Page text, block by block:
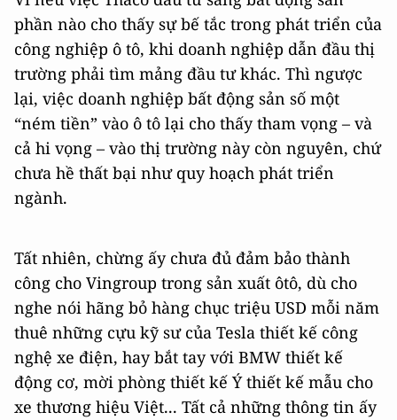
phần nào cho thấy sự bế tắc trong phát triển của
công nghiệp ô tô, khi doanh nghiệp dẫn đầu thị
trường phải tìm mảng đầu tư khác. Thì ngược
lại, việc doanh nghiệp bất động sản số một
“ném tiền” vào ô tô lại cho thấy tham vọng – và
cả hi vọng – vào thị trường này còn nguyên, chứ
chưa hề thất bại như quy hoạch phát triển
ngành.
Tất nhiên, chừng ấy chưa đủ đảm bảo thành
công cho Vingroup trong sản xuất ôtô, dù cho
nghe nói hãng bỏ hàng chục triệu USD mỗi năm
thuê những cựu kỹ sư của Tesla thiết kế công
nghệ xe điện, hay bắt tay với BMW thiết kế
động cơ, mời phòng thiết kế Ý thiết kế mẫu cho
xe thương hiệu Việt... Tất cả những thông tin ấy